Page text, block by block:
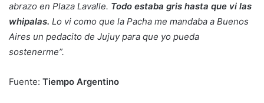
abrazo en Plaza Lavalle. Todo estaba gris hasta que vi las
whipalas. Lo vi como que la Pacha me mandaba a Buenos
Aires un pedacito de Jujuy para que yo pueda
sostenerme”.
Fuente: Tiempo Argentino